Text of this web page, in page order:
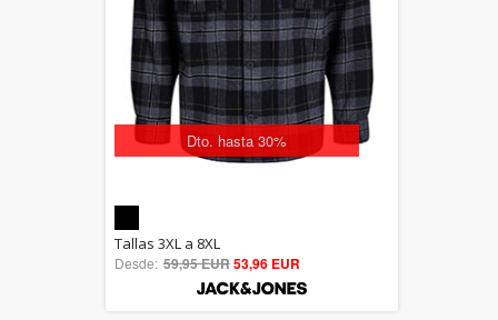
Dto. hasta 30%
5.00
out of 5
Tallas 3XL a 8XL
Desde: 59,95 EUR53,96 EUR